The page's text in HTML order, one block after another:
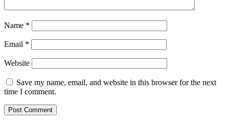
Name *
Email *
Website
Save my name, email, and website in this browser for the next
time I comment.